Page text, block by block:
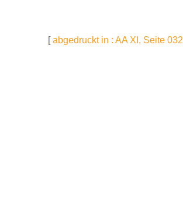
[abgedruckt in : AA XI, Seite 032